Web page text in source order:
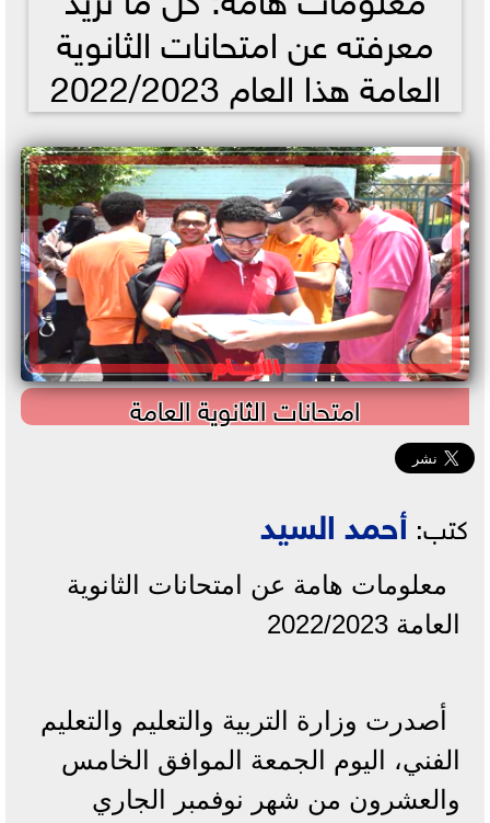
معرفته عن امتحانات الثانوية
العامة هذا العام 2022/2023
امتحانات الثانوية العامة
كتب: أحمد السيد
معلومات هامة عن امتحانات الثانوية
العامة 2022/2023
أصدرت وزارة التربية والتعليم والتعليم
الفني، اليوم الجمعة الموافق الخامس
والعشرون من شهر نوفمبر الجاري